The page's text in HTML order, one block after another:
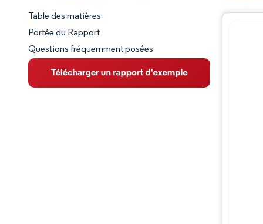
Aperçu du marché
VUE D’ENSEMBLE DU MARCHÉ
Principales tendances du marché
Table des matières
Portée du Rapport
Questions fréquemment posées